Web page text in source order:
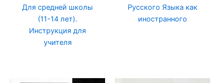
Для средней школы
(11-14 лет).
Инструкция для
учителя
Русского Языка как
иностранного